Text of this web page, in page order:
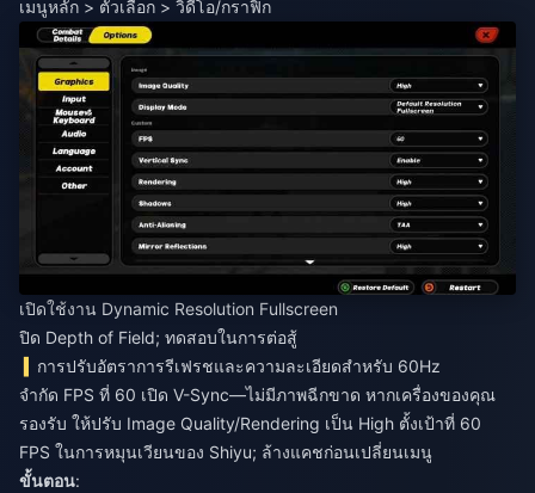
เมนูหลัก > ตัวเลือก > วิดีโอ/กราฟิก
เปิดใช้งาน Dynamic Resolution Fullscreen
ปิด Depth of Field; ทดสอบในการต่อสู้
การปรับอัตราการรีเฟรชและความละเอียดสำหรับ 60Hz
จำกัด FPS ที่ 60 เปิด V-Sync—ไม่มีภาพฉีกขาด หากเครื่องของคุณ
รองรับ ให้ปรับ Image Quality/Rendering เป็น High ตั้งเป้าที่ 60
FPS ในการหมุนเวียนของ Shiyu; ล้างแคชก่อนเปลี่ยนเมนู
ขั้นตอน: